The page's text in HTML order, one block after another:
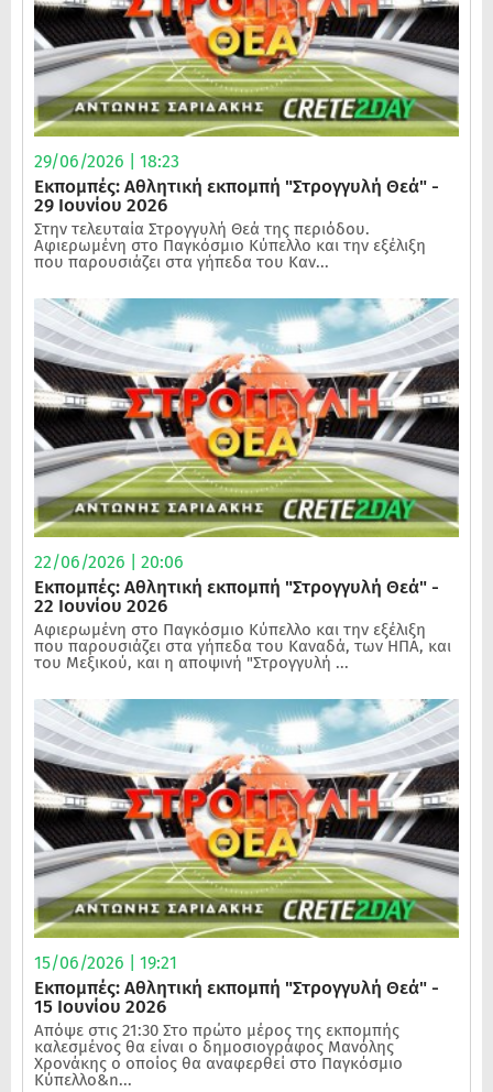
29/06/2026 | 18:23
Εκπομπές: Αθλητική εκπομπή "Στρογγυλή Θεά" -
29 Ιουνίου 2026
Στην τελευταία Στρογγυλή Θεά της περιόδου.
Αφιερωμένη στο Παγκόσμιο Κύπελλο και την εξέλιξη
που παρουσιάζει στα γήπεδα του Καν...
22/06/2026 | 20:06
Εκπομπές: Αθλητική εκπομπή "Στρογγυλή Θεά" -
22 Ιουνίου 2026
Αφιερωμένη στο Παγκόσμιο Κύπελλο και την εξέλιξη
που παρουσιάζει στα γήπεδα του Καναδά, των ΗΠΑ, και
του Μεξικού, και η αποψινή "Στρογγυλή ...
15/06/2026 | 19:21
Εκπομπές: Αθλητική εκπομπή "Στρογγυλή Θεά" -
15 Ιουνίου 2026
Απόψε στις 21:30 Στο πρώτο μέρος της εκπομπής
καλεσμένος θα είναι ο δημοσιογράφος Μανόλης
Χρονάκης ο οποίος θα αναφερθεί στο Παγκόσμιο
Κύπελλο&n...